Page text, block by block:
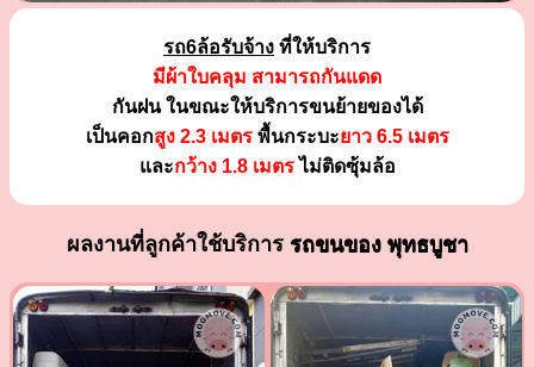
รถ6ล้อรับจ้าง ที่ให้บริการ
มีผ้าใบคลุม สามารถกันแดด
กันฝน ในขณะให้บริการขนย้ายของได้
เป็นคอกสูง 2.3 เมตรพื้นกระบะยาว 6.5 เมตร
และกว้าง 1.8 เมตรไม่ติดซุ้มล้อ
ผลงานที่ลูกค้าใช้บริการ รถขนของ พุทธบูชา